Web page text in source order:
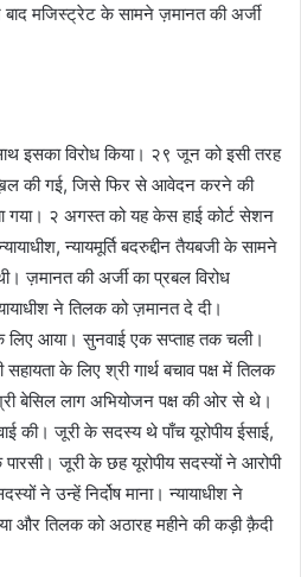
मजिस्ट्रेट के सामने ज़मानत की अर्जी
इसका विरोध किया। २९ जून को इसी तरह
की गई, जिसे फिर से आवेदन करने की
गया। २ अगस्त को यह केस हाई कोर्ट सेशन
न्यायमूर्ति बदरुद्दीन तैयबजी के सामने
ज़मानत की अर्जी का प्रबल विरोध
ने तिलक को ज़मानत दे दी।
लिए आया। सुनवाई एक सप्ताह तक चली।
के लिए श्री गार्थ बचाव पक्ष में तिलक
बेसिल लाग अभियोजन पक्ष की ओर से थे।
की। जूरी के सदस्य थे पाँच यूरोपीय ईसाई,
जूरी के छह यूरोपीय सदस्यों ने आरोपी
ने उन्हें निर्दोष माना। न्यायाधीश ने
और तिलक को अठारह महीने की कड़ी क़ैदी